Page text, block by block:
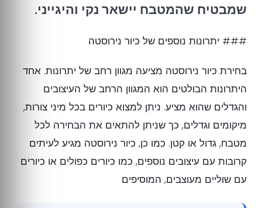
שמבטיח שהמטבח יישאר נקי והיגייני.
### יתרונות נוספים של כיור נירוסטה
בחירת כיור נירוסטה מציעה מגוון רחב של יתרונות. אחד
היתרונות הבולטים הוא המגוון הרחב של העיצובים
והגדלים שהוא מציע. ניתן למצוא כיורים בכל מיני צורות,
מיקומים וגדלים, כך שניתן להתאים את הבחירה לכל
מטבח, גדול או קטן. כמו כן, כיור נירוסטה מגיע לעיתים
קרובות עם עיצובים נוספים, כמו כיורים כפולים או כיורים
עם שוליים מעוצבים, המוסיפים